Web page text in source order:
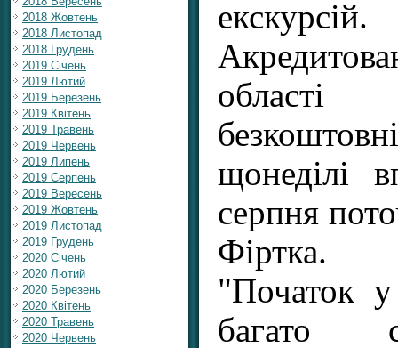
2018 Жовтень
2018 Листопад
2018 Грудень
2019 Січень
2019 Лютий
2019 Березень
2019 Квітень
2019 Травень
2019 Червень
2019 Липень
2019 Серпень
2019 Вересень
2019 Жовтень
2019 Листопад
2019 Грудень
2020 Січень
2020 Лютий
2020 Березень
2020 Квітень
2020 Травень
2020 Червень
екскурсій.
області
щонеділі
серпня
Фіртка.
"Початок у
багато